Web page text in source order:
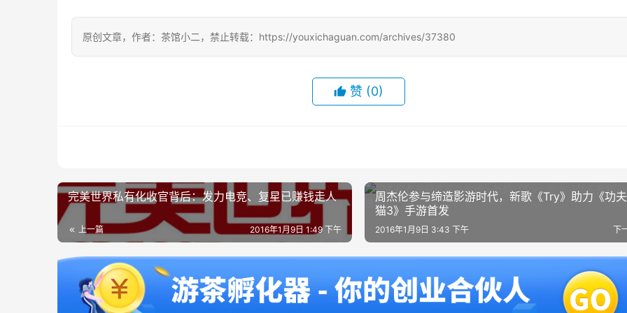
原创文章，作者：茶馆小二，禁止转载：https://youxichaguan.com/archives/37380
赞 (0)
完美世界私有化收官背后：发力电竞、复星已赚钱走人
上一篇 2016年1月9日 1:49 下午
周杰伦参与缔造影游时代，新歌《Try》助力《功
猫3》手游首发
下
2016年1月9日 3:43 下午